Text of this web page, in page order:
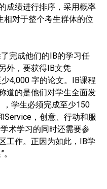
成绩进行排序，采用概率
相对于整个考生群体的位
完成他们的IB的学习任
外，要获得IB文凭
4,000 字的论文。IB课程
道的是他们对学生全面发
，学生必须完成至少150
Service，创意、行动和服
术学习的同时还需要参
工作。正因为如此，IB学